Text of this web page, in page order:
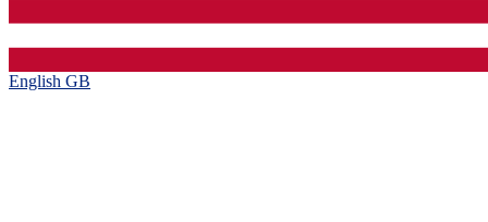
English GB‎